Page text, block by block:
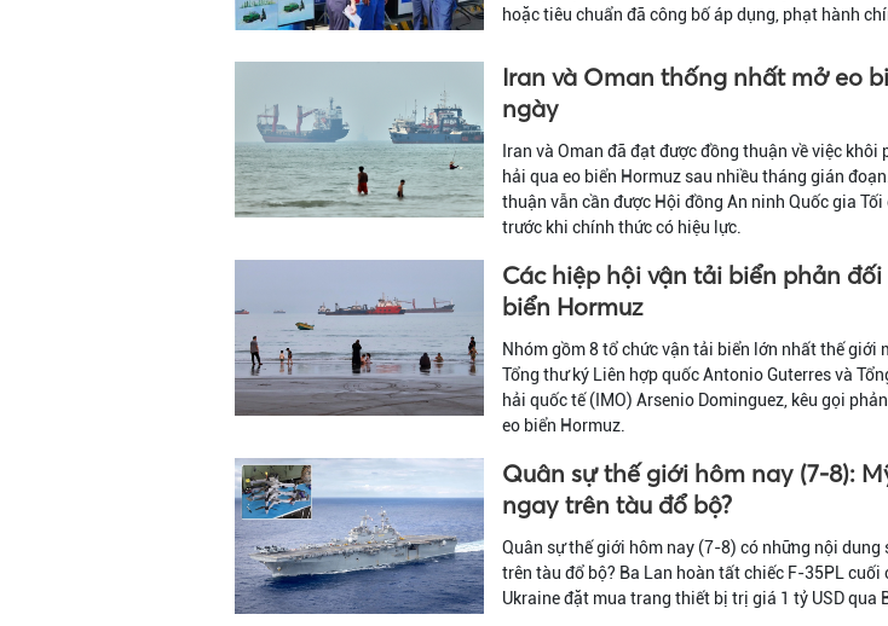
hoặc tiêu chuẩn đã công bố áp dụng, phạt hành
Iran và Oman thống nhất mở eo
ngày
Iran và Oman đã đạt được đồng thuận về việc khôi
hải qua eo biển Hormuz sau nhiều tháng gián
thuận vẫn cần được Hội đồng An ninh Quốc gia Tối
trước khi chính thức có hiệu lực.
Các hiệp hội vận tải biển phản
biển Hormuz
Nhóm gồm 8 tổ chức vận tải biển lớn nhất thế giới
Tổng thư ký Liên hợp quốc Antonio Guterres và
hải quốc tế (IMO) Arsenio Dominguez, kêu gọi
eo biển Hormuz.
Quân sự thế giới hôm nay (7-8):
ngay trên tàu đổ bộ?
Quân sự thế giới hôm nay (7-8) có những nội dung
trên tàu đổ bộ? Ba Lan hoàn tất chiếc F-35PL cuối
Ukraine đặt mua trang thiết bị trị giá 1 tỷ USD qua